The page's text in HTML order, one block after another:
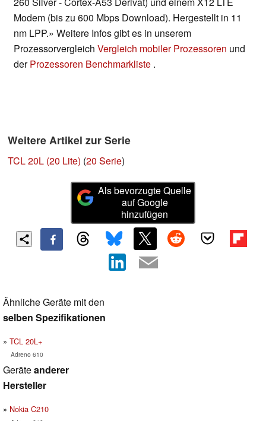
Modem (bis zu 600 Mbps Download). Hergestellt in 11
nm LPP.» Weitere Infos gibt es in unserem
Prozessorvergleich Vergleich mobiler Prozessoren und
derProzessoren Benchmarkliste .
Weitere Artikel zur Serie
TCL 20L (20 Lite) (20 Serie)
Als bevorzugte Quelle
auf Google
hinzufügen
Ähnliche Geräte mit den
selben Spezifikationen
TCL 20L+
Adreno 610
Geräteanderer
Hersteller
Nokia C210